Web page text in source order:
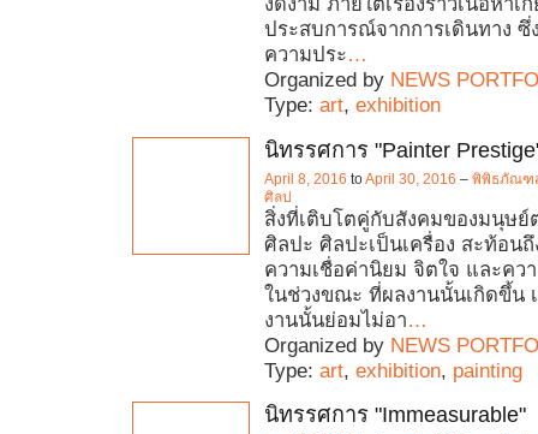
ประสบการณ์จากการเดินทาง ซึ่
ความประ…
Organized by NEWS
Type: art, exhibition
นิทรรศการ "Painter
April 8, 2016 toApril 30, 2016 – พิพิธภัณฑ
ศิลป
สิ่งที่เติบโตคู่กับสังคมของมนุษ
ศิลปะ ศิลปะเป็นเครื่อง สะท้อน
ความเชื่อค่านิยม จิตใจ และคว
ในช่วงขณะ ที่ผลงานนั้นเกิดขึ้น
งานนั้นย่อมไม่อา…
Organized by NEWS
Type: art, exhibition, painting
นิทรรศการ "Immeasurable"